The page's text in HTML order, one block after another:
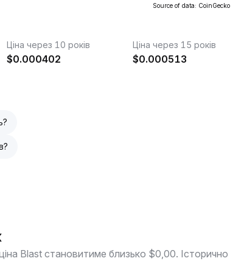
Source of data: CoinGecko
Ціна через 10 років
$0.000402
Ціна через 15 років
$0.000513
Blast становитиме близько $0,00. Історично